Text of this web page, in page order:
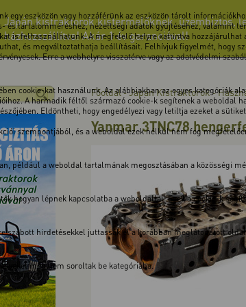
egy eszközön vagy hozzáférünk az eszközön tárolt
tartalomméréshez, nézettségi adatok gyűjtéséhez, valamint
is felhasználhatunk. A megfelelő helyre kattintva
és megváltoztathatja beállításait. Felhívjuk figyelmét, hogy
Erre a webhelyre visszatérve vagy az adatvédelmi
cookie-kat használunk. Az alábbiakban az egyes
A harmadik féltől származó cookie-k segítenek a
Eldöntheti, hogy engedélyezi vagy letiltja ezeket a
szempontjából, és a weboldal ezek nélkül nem fog
például a weboldal tartalmának megosztásában a közösségi
hogyan lépnek kapcsolatba a weboldallal. Ezek a cookie-k
szabott hirdetésekkel juttassák el a korábban meglátogatott
még nem soroltak be kategóriába.
Japán kistraktorok kistermelőknek, üzembiztos,
házhozszállítva! Akár 1 év garanciával!
Főoldal-Japán Kistraktorok-
Yanmar 3TNC78